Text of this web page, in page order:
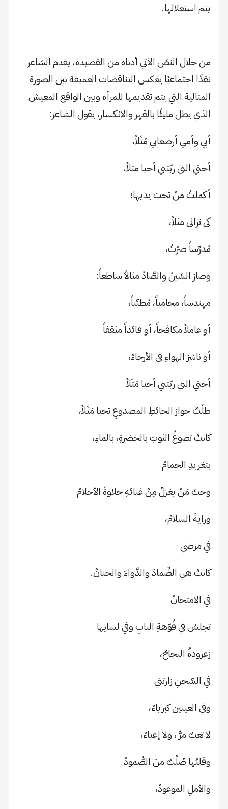
يتم استغلالها.
من خلال النصّ الآتي أدناه من القصيدة، يقدم الشاعر
نقدًا اجتماعيًا يعكس التناقضات العميقة بين الصورة
المثالية التي يتم تقديمها للمرأة وبين الواقع المعيش
الذي يظل مليئًا بالقهر والانكسار، يقول الشاعر:
أبي وأمي أرضعاني مَثَلاً،
أختي التي ربّتني أحيا مثلاً،
أكملتُ منْ تحت يديها؛
كي تراني مثلاً،
مُدرِّساً صرْتُ،
وصارَ السِّينُ والصَّادُ مثالاً ساطعاً:
مهندساً، محامياً، مُطبِّباً،
أو عاملاً مكافحاً، أو قائداً مثقفاً
أو ناشرَ الهواءِ في الأرجاءْ،
أختي التي ربّتني أحيا مَثَلاً
ظلّتْ جوارَ الحائطِ المصدوعِ تحيا مَثَلاً،
كانتْ تصوغٌ الثوبَ بالخضرةِ، بالماءِ،
بتغريدِ الحمامْ
وحبِّ مَنْ يغزلُ مِنْ غنائهِ حلاوةَ الأحلامْ
ورايةَ السلامْ،
في مرضي
كانتْ هي الضِّمادَ والدَّواءَ والحنانْ.
في الامتحانْ
تجلسُ في فُوّهةِ البابِ وفي لسانِها
زغرودةُ النجاحْ،
في السِّجنِ زارتني
وفي العينين كبرياءْ،
لا تعبٌ مرٌّ ، ولا إعياءْ،
وقلبُها صُلْبٌ منَ الصُّمودْ
والأملِ الموعودْ،